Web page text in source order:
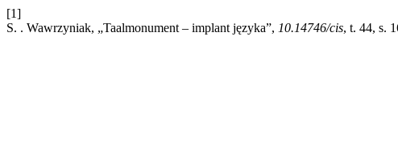
[1]
S. . Wawrzyniak, „Taalmonument – implant języka”, 10.14746/cis, t. 44, s.